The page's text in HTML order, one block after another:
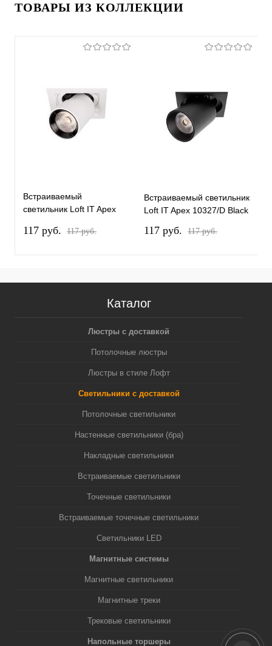
ТОВАРЫ ИЗ КОЛЛЕКЦИИ
Встраиваемый
светильник Loft IT Apex
117 pуб. 117 pуб.
Встраиваемый светильник
Loft IT Apex 10327/D Black
117 pуб. 117 pуб.
Каталог
Люстры с доставкой
Потолочные люстры
Люстры в стиле Лофт
Светильники с доставкой
Потолочные светильники
Настенные светильники (бра)
Накладные светильники
Встраиваемые светильники
Точечные светильники
Встраиваемые точечные светильники
Светильники LED
Магнитные системы
Магнитные светильники
Магнитные треки
Трековые светильники
Напольные торшеры